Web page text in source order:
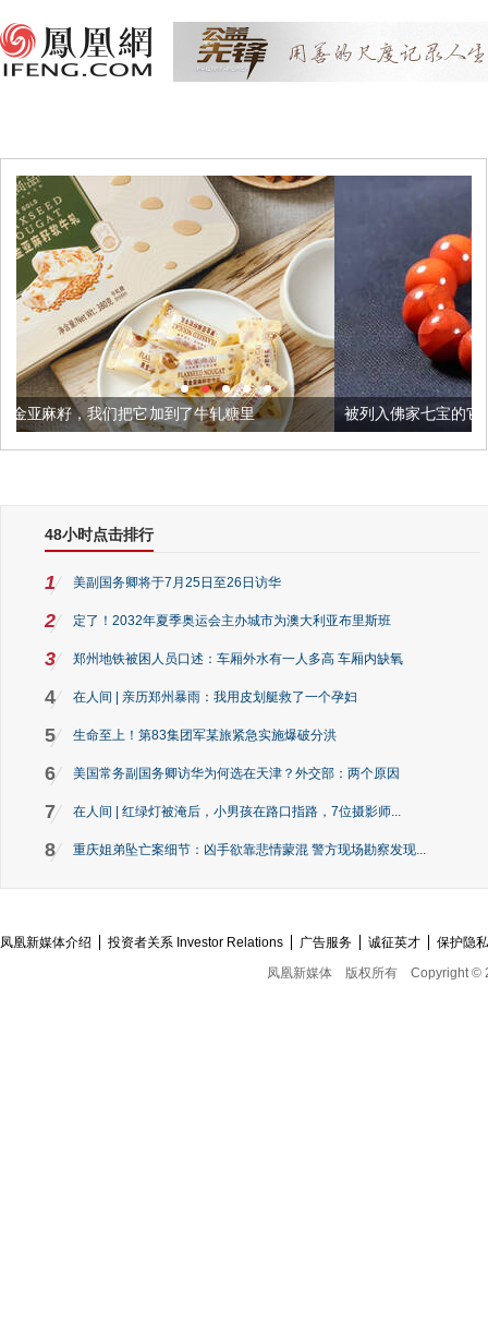
到了牛轧糖里 被列入佛家七宝的它到底有多美？
48小时点击排行
1 美副国务卿将于7月25日至26日访华
2 定了！2032年夏季奥运会主办城市为澳大利亚布里斯班
3 郑州地铁被困人员口述：车厢外水有一人多高 车厢内缺氧
4 在人间 | 亲历郑州暴雨：我用皮划艇救了一个孕妇
5 生命至上！第83集团军某旅紧急实施爆破分洪
6 美国常务副国务卿访华为何选在天津？外交部：两个原因
7 在人间 | 红绿灯被淹后，小男孩在路口指路，7位摄影师...
8 重庆姐弟坠亡案细节：凶手欲靠悲情蒙混 警方现场勘察发现...
凤凰新媒体介绍 投资者关系 Investor Relations 广告服务 诚征英才
保护隐
凤凰新媒体
版权所有 Copyright ©